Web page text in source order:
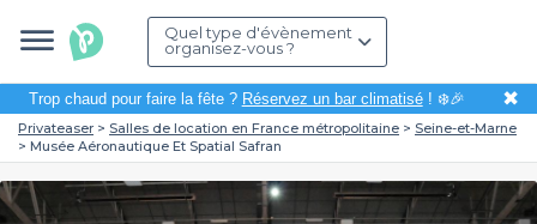
Quel type d'évènement
organisez-vous ?
Trop chaud pour faire la fête ? Réservez un bar climatisé! ❄️🎉 ✖
Privateaser Salles de location en France métropolitaine
Seine-et-Marne
Musée Aéronautique Et Spatial Safran